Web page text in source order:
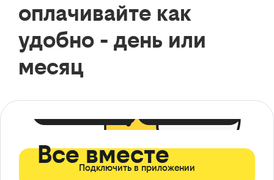
оплачивайте как
удобно - день или
месяц
Все вместе
Подключить в приложении